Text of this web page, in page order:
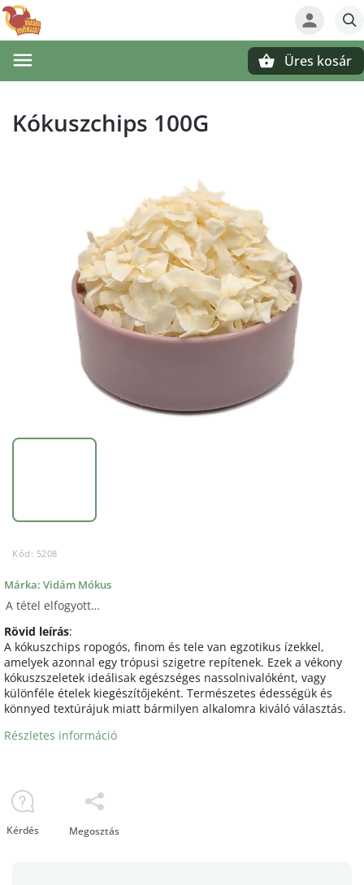
Üres kosár
Kókuszchips 100G
Kód: 5208
Márka: Vidám Mókus
A tétel elfogyott…
Rövid leírás:
A kókuszchips ropogós, finom és tele van egzotikus ízekkel,
amelyek azonnal egy trópusi szigetre repítenek. Ezek a vékony
kókuszszeletek ideálisak egészséges nassolnivalóként, vagy
különféle ételek kiegészítőjeként. Természetes édességük és
könnyed textúrájuk miatt bármilyen alkalomra kiváló választás.
Részletes információ
Kérdés Megosztás